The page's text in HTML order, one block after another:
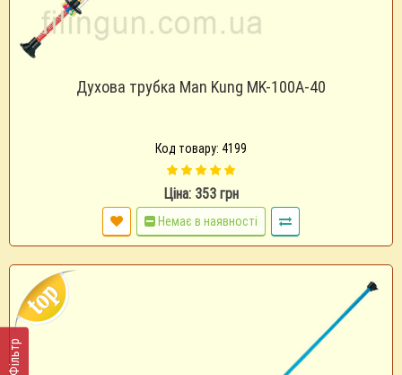
Фільтр
Духова трубка Man Kung MK-100A-40
Код товару: 4199
Ціна: 353 грн
Немає в наявності